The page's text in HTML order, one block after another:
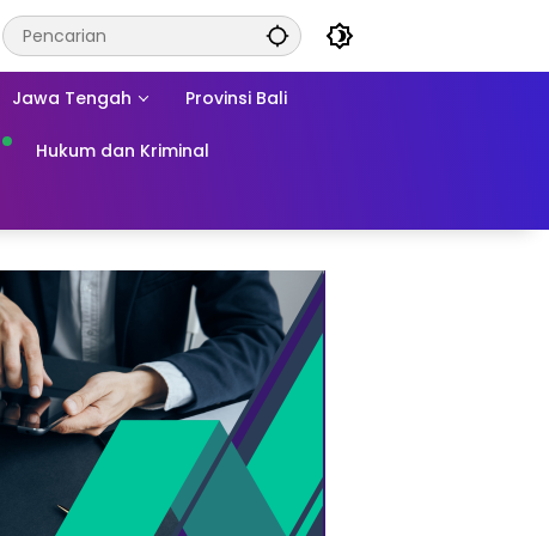
Jawa Tengah Provinsi Bali
Hukum dan Kriminal